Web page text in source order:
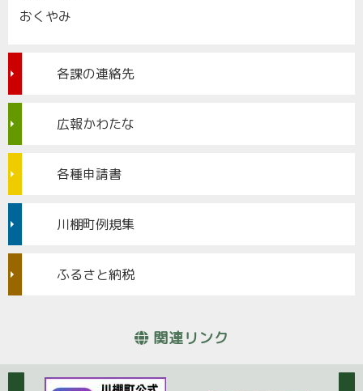
おくやみ
各課の連絡先
広報かわたな
各種申請書
川棚町例規集
ふるさと納税
関連リンク